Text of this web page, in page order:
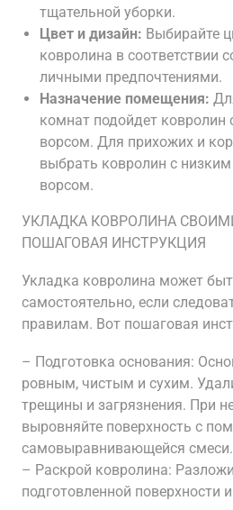
тщательной уборки.
Цвет и дизайн: Выбирайте
ковролина в соответствии
личными предпочтениями.
Назначение помещения:
комнат подойдет
ворсом. Для прихожих и
выбрать ковролин с
ворсом.
УКЛАДКА КОВРОЛИНА
ПОШАГОВАЯ ИНСТРУКЦИЯ
Укладка ковролина может
самостоятельно, если
правилам. Вот пошаговая
– Подготовка основания:
ровным, чистым и сухим.
трещины и загрязнения. При
выровняйте поверхность с
самовыравнивающейся смеси.
– Раскрой ковролина:
подготовленной поверхности